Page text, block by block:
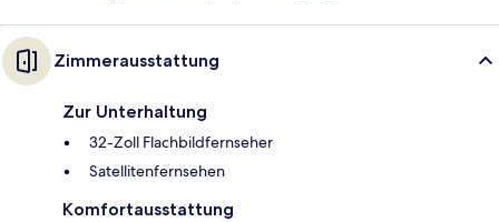
Zimmerausstattung
Zur Unterhaltung
32-Zoll Flachbildfernseher
Satellitenfernsehen
Komfortausstattung